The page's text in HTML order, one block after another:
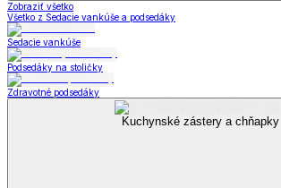
Zobraziť všetko
Všetko z Sedacie vankúše a podsedáky
Sedacie vankúše
Podsedáky na stoličky
Zdravotné podsedáky
Kuchynské zástery a chňapky